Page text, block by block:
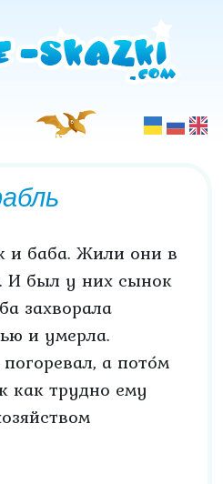
баба. Жили они в
И был у них сынок
захворала
и умерла.
а пото́м
как трудно ему